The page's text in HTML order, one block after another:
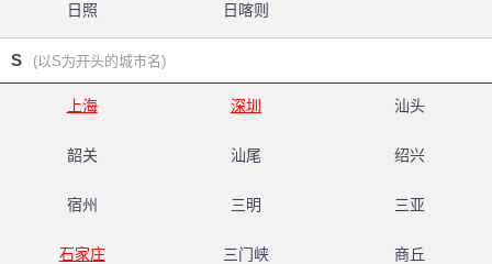
日照 日喀则
S (以S为开头的城市名)
上海 深圳 汕头
韶关 汕尾 绍兴
宿州 三明 三亚
石家庄 三门峡 商丘